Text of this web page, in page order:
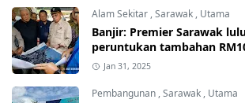
Alam Sekitar ,Sarawak , Utama
Banjir: Premier Sarawak
peruntukan tambahan
Jan 31, 2025
Pembangunan ,Sarawak , Utama